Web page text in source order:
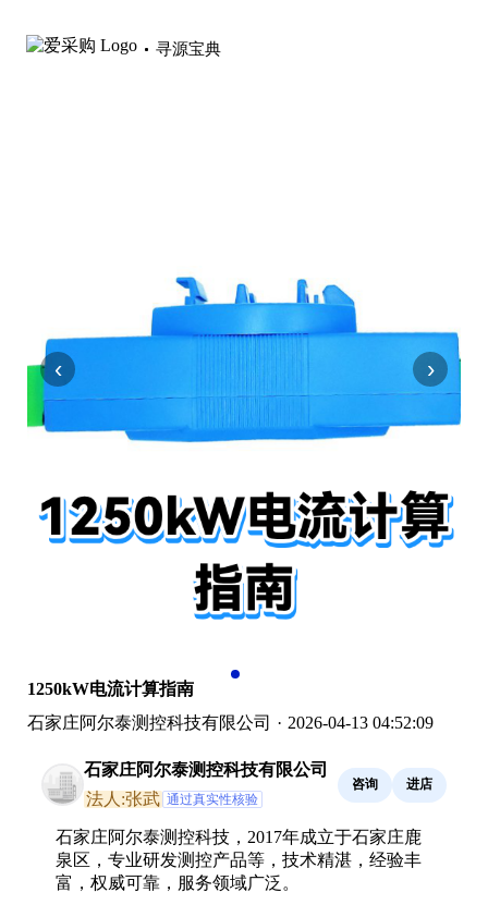
寻源宝典
‹ ›
1250kW电流计算指南
石家庄阿尔泰测控科技有限公司 · 2026-04-13 04:52:09
石家庄阿尔泰测控科技有限公司
法人:张武 通过真实性核验
咨询 进店
石家庄阿尔泰测控科技，2017年成立于石家庄鹿
泉区，专业研发测控产品等，技术精湛，经验丰
富，权威可靠，服务领域广泛。